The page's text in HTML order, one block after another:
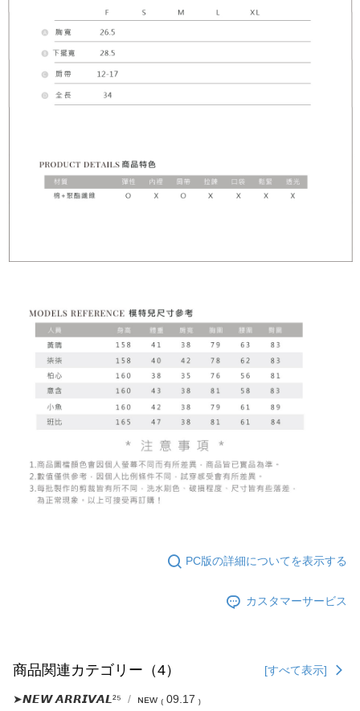
PC版の詳細についてを表示する
カスタマーサービス
商品関連カテゴリー（4） [すべて表示]
➤𝙉𝙀𝙒 𝘼𝙍𝙍𝙄𝙑𝘼𝙇²⁵ ɴᴇᴡ ₍ 09.17 ₎